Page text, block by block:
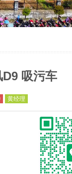
D9 吸污车
黄经理